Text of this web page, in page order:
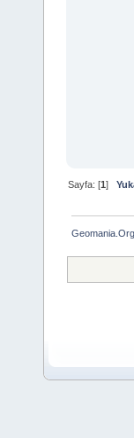
Sayfa: [1]